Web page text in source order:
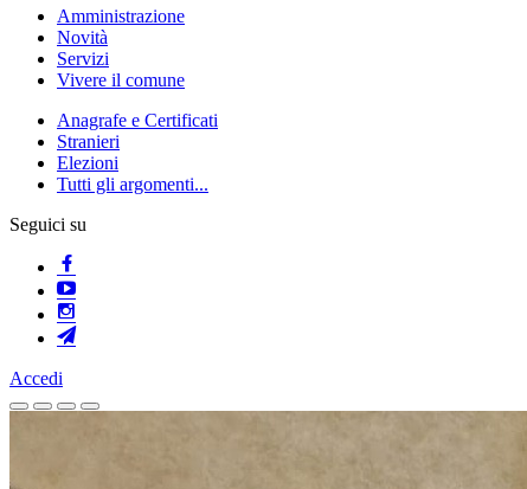
Amministrazione
Novità
Servizi
Vivere il comune
Anagrafe e Certificati
Stranieri
Elezioni
Tutti gli argomenti...
Seguici su
Accedi
Homepage